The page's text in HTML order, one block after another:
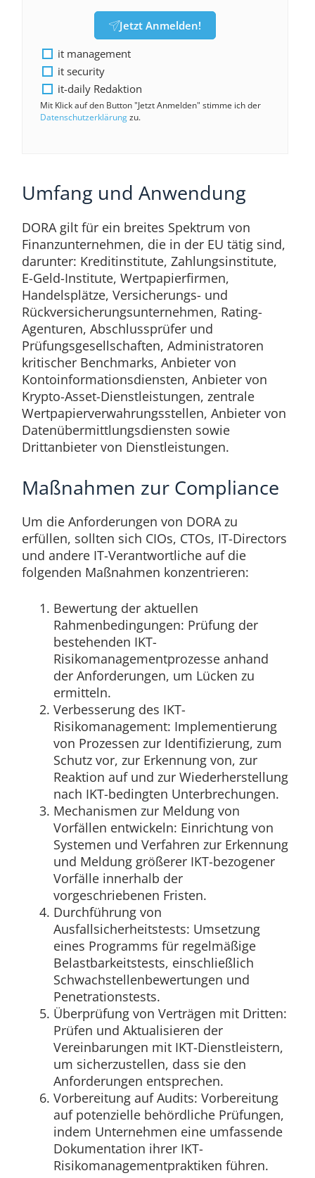
Jetzt Anmelden!
it management
it security
it-daily Redaktion
Mit Klick auf den Button "Jetzt Anmelden" stimme ich der
Datenschutzerklärungzu.
Umfang und Anwendung
DORA gilt für ein breites Spektrum von
Finanzunternehmen, die in der EU tätig sind,
darunter: Kreditinstitute, Zahlungsinstitute,
E-Geld-Institute, Wertpapierfirmen,
Handelsplätze, Versicherungs- und
Rückversicherungsunternehmen, Rating-
Agenturen, Abschlussprüfer und
Prüfungsgesellschaften, Administratoren
kritischer Benchmarks, Anbieter von
Kontoinformationsdiensten, Anbieter von
Krypto-Asset-Dienstleistungen, zentrale
Wertpapierverwahrungsstellen, Anbieter von
Datenübermittlungsdiensten sowie
Drittanbieter von Dienstleistungen.
Maßnahmen zur Compliance
Um die Anforderungen von DORA zu
erfüllen, sollten sich CIOs, CTOs, IT-Directors
und andere IT-Verantwortliche auf die
folgenden Maßnahmen konzentrieren:
Bewertung der aktuellen
Rahmenbedingungen: Prüfung der
bestehenden IKT-
Risikomanagementprozesse anhand
der Anforderungen, um Lücken zu
ermitteln.
Verbesserung des IKT-
Risikomanagement: Implementierung
von Prozessen zur Identifizierung, zum
Schutz vor, zur Erkennung von, zur
Reaktion auf und zur Wiederherstellung
nach IKT-bedingten Unterbrechungen.
Mechanismen zur Meldung von
Vorfällen entwickeln: Einrichtung von
Systemen und Verfahren zur Erkennung
und Meldung größerer IKT-bezogener
Vorfälle innerhalb der
vorgeschriebenen Fristen.
Durchführung von
Ausfallsicherheitstests: Umsetzung
eines Programms für regelmäßige
Belastbarkeitstests, einschließlich
Schwachstellenbewertungen und
Penetrationstests.
Überprüfung von Verträgen mit Dritten:
Prüfen und Aktualisieren der
Vereinbarungen mit IKT-Dienstleistern,
um sicherzustellen, dass sie den
Anforderungen entsprechen.
Vorbereitung auf Audits: Vorbereitung
auf potenzielle behördliche Prüfungen,
indem Unternehmen eine umfassende
Dokumentation ihrer IKT-
Risikomanagementpraktiken führen.